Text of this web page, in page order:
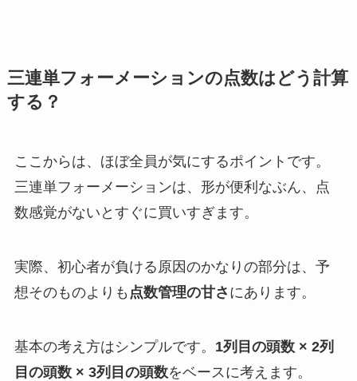
三連単フォーメーションの点数はどう計算
する？
ここからは、ほぼ全員が気にするポイントです。
三連単フォーメーションは、形が便利なぶん、点
数感覚がないとすぐに買いすぎます。
実際、初心者が負ける原因のかなりの部分は、予
想そのものよりも 点数管理の甘さ にあります。
基本の考え方はシンプルです。 1列目の頭数 × 2列
目の頭数 × 3列目の頭数をベースに考えます。